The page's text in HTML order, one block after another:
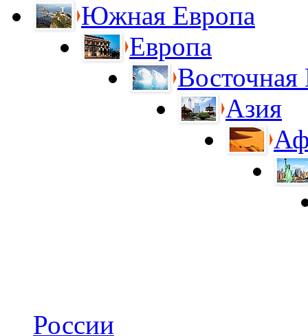
Южная Европа
Европа
Восточная
Азия
России